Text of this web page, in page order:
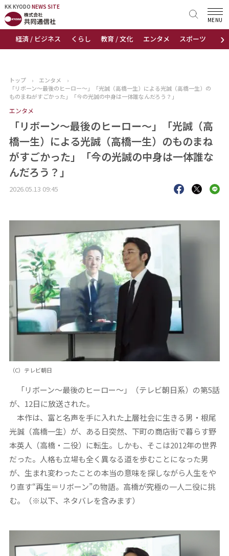
KK KYODO NEWS SITE
›
経済 / ビジネス くらし 教育 / 文化 エンタメ スポーツ 地域
MENU
KK KYODONEWS SITE
トップページ
ニュース
おすすめコンテンツ
出版物
会社概要
トップ › エンタメ
›
「リボーン～最後のヒーロー～」「光誠（高橋一生）による光誠（高橋一生）の
ものまねがすごかった」「今の光誠の中身は一体誰なんだろう？」
エンタメ
「リボーン～最後のヒーロー～」「光誠（高
橋一生）による光誠（高橋一生）のものまね
がすごかった」「今の光誠の中身は一体誰な
んだろう？」
2026.05.13 09:45
（C）テレビ朝日
「リボーン～最後のヒーロー～」（テレビ朝日系）の第5話
が、12日に放送された。
本作は、富と名声を手に入れた上層社会に生きる男・根尾
光誠（高橋一生）が、ある日突然、下町の商店街で暮らす野
本英人（高橋・二役）に転生。しかも、そこは2012年の世界
だった。人格も立場も全く異なる道を歩むことになった男
が、生まれ変わったことの本当の意味を探しながら人生をや
り直す“再生＝リボーン”の物語。高橋が究極の一人二役に挑
む。（※以下、ネタバレを含みます）